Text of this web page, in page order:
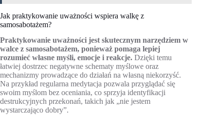
Jak praktykowanie uważności wspiera walkę z
samosabotażem?
Praktykowanie uważności jest skutecznym narzędziem w
walce z samosabotażem, ponieważ pomaga lepiej
rozumieć własne myśli, emocje i reakcje. Dzięki temu
łatwiej dostrzec negatywne schematy myślowe oraz
mechanizmy prowadzące do działań na własną niekorzyść.
Na przykład regularna medytacja pozwala przyglądać się
swoim myślom bez oceniania, co sprzyja identyfikacji
destrukcyjnych przekonań, takich jak „nie jestem
wystarczająco dobry”.